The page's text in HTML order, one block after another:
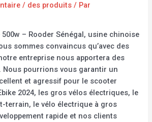
/ des produits / Par
– Rooder Sénégal, usine chinoise
sommes convaincus qu’avec des
entreprise nous apportera des
Nous pourrions vous garantir un
et agressif pour le scooter
2024, les gros vélos électriques, le
terrain, le vélo électrique à gros
rapide et nos clients